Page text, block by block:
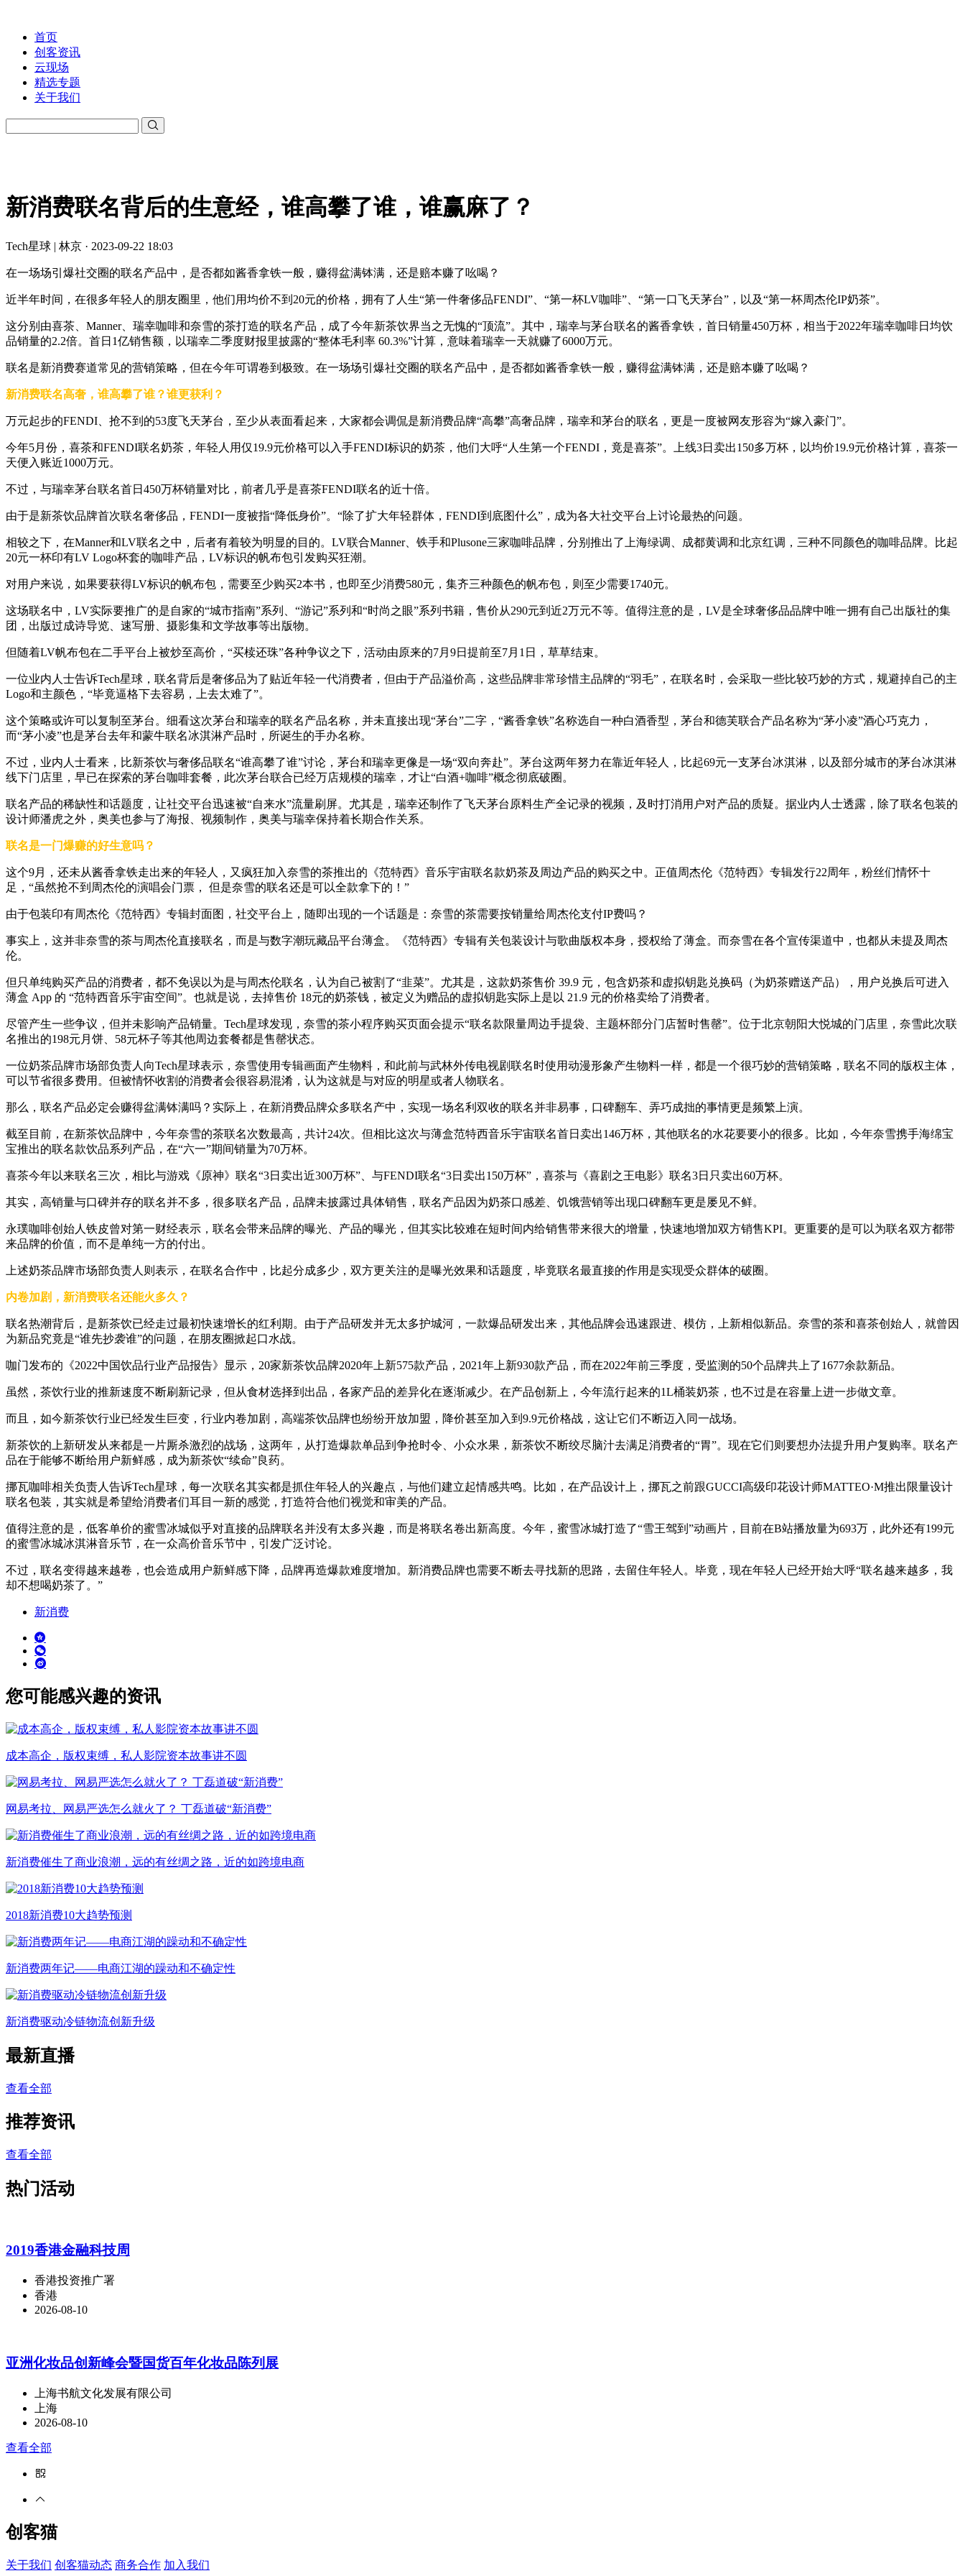
首页
创客资讯
云现场
精选专题
关于我们
新消费联名背后的生意经，谁高攀了谁，谁赢麻了？
Tech星球 | 林京 · 2023-09-22 18:03
在一场场引爆社交圈的联名产品中，是否都如酱香拿铁一般，赚得盆满钵满，还是赔本赚了吆喝？
近半年时间，在很多年轻人的朋友圈里，他们用均价不到20元的价格，拥有了人生“第一件奢侈品FENDI”、“第一杯LV咖啡”、“第一口飞天茅台”，以及“第一杯周杰伦IP奶茶”。
这分别由喜茶、Manner、瑞幸咖啡和奈雪的茶打造的联名产品，成了今年新茶饮界当之无愧的“顶流”。其中，瑞幸与茅台联名的酱香拿铁，首日销量450万杯，相当于2022年瑞幸咖啡日均饮
品销量的2.2倍。首日1亿销售额，以瑞幸二季度财报里披露的“整体毛利率 60.3%”计算，意味着瑞幸一天就赚了6000万元。
联名是新消费赛道常见的营销策略，但在今年可谓卷到极致。在一场场引爆社交圈的联名产品中，是否都如酱香拿铁一般，赚得盆满钵满，还是赔本赚了吆喝？
新消费联名高奢，谁高攀了谁？谁更获利？
万元起步的FENDI、抢不到的53度飞天茅台，至少从表面看起来，大家都会调侃是新消费品牌“高攀”高奢品牌，瑞幸和茅台的联名，更是一度被网友形容为“嫁入豪门”。
今年5月份，喜茶和FENDI联名奶茶，年轻人用仅19.9元价格可以入手FENDI标识的奶茶，他们大呼“人生第一个FENDI，竟是喜茶”。上线3日卖出150多万杯，以均价19.9元价格计算，喜茶一
天便入账近1000万元。
不过，与瑞幸茅台联名首日450万杯销量对比，前者几乎是喜茶FENDI联名的近十倍。
由于是新茶饮品牌首次联名奢侈品，FENDI一度被指“降低身价”。“除了扩大年轻群体，FENDI到底图什么”，成为各大社交平台上讨论最热的问题。
相较之下，在Manner和LV联名之中，后者有着较为明显的目的。LV联合Manner、铁手和Plusone三家咖啡品牌，分别推出了上海绿调、成都黄调和北京红调，三种不同颜色的咖啡品牌。比起
20元一杯印有LV Logo杯套的咖啡产品，LV标识的帆布包引发购买狂潮。
对用户来说，如果要获得LV标识的帆布包，需要至少购买2本书，也即至少消费580元，集齐三种颜色的帆布包，则至少需要1740元。
这场联名中，LV实际要推广的是自家的“城市指南”系列、“游记”系列和“时尚之眼”系列书籍，售价从290元到近2万元不等。值得注意的是，LV是全球奢侈品品牌中唯一拥有自己出版社的集
团，出版过成诗导览、速写册、摄影集和文学故事等出版物。
但随着LV帆布包在二手平台上被炒至高价，“买椟还珠”各种争议之下，活动由原来的7月9日提前至7月1日，草草结束。
一位业内人士告诉Tech星球，联名背后是奢侈品为了贴近年轻一代消费者，但由于产品溢价高，这些品牌非常珍惜主品牌的“羽毛”，在联名时，会采取一些比较巧妙的方式，规避掉自己的主
Logo和主颜色，“毕竟逼格下去容易，上去太难了”。
这个策略或许可以复制至茅台。细看这次茅台和瑞幸的联名产品名称，并未直接出现“茅台”二字，“酱香拿铁”名称选自一种白酒香型，茅台和德芙联合产品名称为“茅小凌”酒心巧克力，
而“茅小凌”也是茅台去年和蒙牛联名冰淇淋产品时，所诞生的手办名称。
不过，业内人士看来，比新茶饮与奢侈品联名“谁高攀了谁”讨论，茅台和瑞幸更像是一场“双向奔赴”。茅台这两年努力在靠近年轻人，比起69元一支茅台冰淇淋，以及部分城市的茅台冰淇淋
线下门店里，早已在探索的茅台咖啡套餐，此次茅台联合已经万店规模的瑞幸，才让“白酒+咖啡”概念彻底破圈。
联名产品的稀缺性和话题度，让社交平台迅速被“自来水”流量刷屏。尤其是，瑞幸还制作了飞天茅台原料生产全记录的视频，及时打消用户对产品的质疑。据业内人士透露，除了联名包装的
设计师潘虎之外，奥美也参与了海报、视频制作，奥美与瑞幸保持着长期合作关系。
联名是一门爆赚的好生意吗？
这个9月，还未从酱香拿铁走出来的年轻人，又疯狂加入奈雪的茶推出的《范特西》音乐宇宙联名款奶茶及周边产品的购买之中。正值周杰伦《范特西》专辑发行22周年，粉丝们情怀十
足，“虽然抢不到周杰伦的演唱会门票， 但是奈雪的联名还是可以全款拿下的！”
由于包装印有周杰伦《范特西》专辑封面图，社交平台上，随即出现的一个话题是：奈雪的茶需要按销量给周杰伦支付IP费吗？
事实上，这并非奈雪的茶与周杰伦直接联名，而是与数字潮玩藏品平台薄盒。《范特西》专辑有关包装设计与歌曲版权本身，授权给了薄盒。而奈雪在各个宣传渠道中，也都从未提及周杰
伦。
但只单纯购买产品的消费者，都不免误以为是与周杰伦联名，认为自己被割了“韭菜”。尤其是，这款奶茶售价 39.9 元，包含奶茶和虚拟钥匙兑换码（为奶茶赠送产品），用户兑换后可进入
薄盒 App 的 “范特西音乐宇宙空间”。也就是说，去掉售价 18元的奶茶钱，被定义为赠品的虚拟钥匙实际上是以 21.9 元的价格卖给了消费者。
尽管产生一些争议，但并未影响产品销量。Tech星球发现，奈雪的茶小程序购买页面会提示“联名款限量周边手提袋、主题杯部分门店暂时售罄”。位于北京朝阳大悦城的门店里，奈雪此次联
名推出的198元月饼、58元杯子等其他周边套餐都是售罄状态。
一位奶茶品牌市场部负责人向Tech星球表示，奈雪使用专辑画面产生物料，和此前与武林外传电视剧联名时使用动漫形象产生物料一样，都是一个很巧妙的营销策略，联名不同的版权主体，
可以节省很多费用。但被情怀收割的消费者会很容易混淆，认为这就是与对应的明星或者人物联名。
那么，联名产品必定会赚得盆满钵满吗？实际上，在新消费品牌众多联名产中，实现一场名利双收的联名并非易事，口碑翻车、弄巧成拙的事情更是频繁上演。
截至目前，在新茶饮品牌中，今年奈雪的茶联名次数最高，共计24次。但相比这次与薄盒范特西音乐宇宙联名首日卖出146万杯，其他联名的水花要要小的很多。比如，今年奈雪携手海绵宝
宝推出的联名款饮品系列产品，在“六一”期间销量为70万杯。
喜茶今年以来联名三次，相比与游戏《原神》联名“3日卖出近300万杯”、与FENDI联名“3日卖出150万杯”，喜茶与《喜剧之王电影》联名3日只卖出60万杯。
其实，高销量与口碑并存的联名并不多，很多联名产品，品牌未披露过具体销售，联名产品因为奶茶口感差、饥饿营销等出现口碑翻车更是屡见不鲜。
永璞咖啡创始人铁皮曾对第一财经表示，联名会带来品牌的曝光、产品的曝光，但其实比较难在短时间内给销售带来很大的增量，快速地增加双方销售KPI。更重要的是可以为联名双方都带
来品牌的价值，而不是单纯一方的付出。
上述奶茶品牌市场部负责人则表示，在联名合作中，比起分成多少，双方更关注的是曝光效果和话题度，毕竟联名最直接的作用是实现受众群体的破圈。
内卷加剧，新消费联名还能火多久？
联名热潮背后，是新茶饮已经走过最初快速增长的红利期。由于产品研发并无太多护城河，一款爆品研发出来，其他品牌会迅速跟进、模仿，上新相似新品。奈雪的茶和喜茶创始人，就曾因
为新品究竟是“谁先抄袭谁”的问题，在朋友圈掀起口水战。
咖门发布的《2022中国饮品行业产品报告》显示，20家新茶饮品牌2020年上新575款产品，2021年上新930款产品，而在2022年前三季度，受监测的50个品牌共上了1677余款新品。
虽然，茶饮行业的推新速度不断刷新记录，但从食材选择到出品，各家产品的差异化在逐渐减少。在产品创新上，今年流行起来的1L桶装奶茶，也不过是在容量上进一步做文章。
而且，如今新茶饮行业已经发生巨变，行业内卷加剧，高端茶饮品牌也纷纷开放加盟，降价甚至加入到9.9元价格战，这让它们不断迈入同一战场。
新茶饮的上新研发从来都是一片厮杀激烈的战场，这两年，从打造爆款单品到争抢时令、小众水果，新茶饮不断绞尽脑汁去满足消费者的“胃”。现在它们则要想办法提升用户复购率。联名产
品在于能够不断给用户新鲜感，成为新茶饮“续命”良药。
挪瓦咖啡相关负责人告诉Tech星球，每一次联名其实都是抓住年轻人的兴趣点，与他们建立起情感共鸣。比如，在产品设计上，挪瓦之前跟GUCCI高级印花设计师MATTEO·M推出限量设计
联名包装，其实就是希望给消费者们耳目一新的感觉，打造符合他们视觉和审美的产品。
值得注意的是，低客单价的蜜雪冰城似乎对直接的品牌联名并没有太多兴趣，而是将联名卷出新高度。今年，蜜雪冰城打造了“雪王驾到”动画片，目前在B站播放量为693万，此外还有199元
的蜜雪冰城冰淇淋音乐节，在一众高价音乐节中，引发广泛讨论。
不过，联名变得越来越卷，也会造成用户新鲜感下降，品牌再造爆款难度增加。新消费品牌也需要不断去寻找新的思路，去留住年轻人。毕竟，现在年轻人已经开始大呼“联名越来越多，我
却不想喝奶茶了。”
新消费
您可能感兴趣的资讯
成本高企，版权束缚，私人影院资本故事讲不圆
网易考拉、网易严选怎么就火了？ 丁磊道破“新消费”
新消费催生了商业浪潮，远的有丝绸之路，近的如跨境电商
2018新消费10大趋势预测
新消费两年记——电商江湖的躁动和不确定性
新消费驱动冷链物流创新升级
最新直播
查看全部
推荐资讯
查看全部
热门活动
2019香港金融科技周
香港投资推广署
香港
2026-08-10
亚洲化妆品创新峰会暨国货百年化妆品陈列展
上海书航文化发展有限公司
上海
2026-08-10
查看全部
创客猫
关于我们 创客猫动态 商务合作 加入我们